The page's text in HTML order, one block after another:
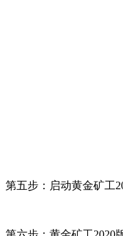
第五步：启动黄金矿工